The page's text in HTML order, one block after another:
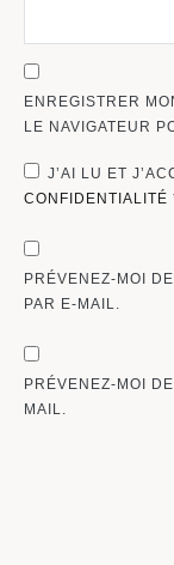
ENREGISTRER
LE NAVIGATEUR
J’AI LU ET
CONFIDENTIALITÉ
PRÉVENEZ-MOI
PAR E-MAIL.
PRÉVENEZ-MOI
MAIL.